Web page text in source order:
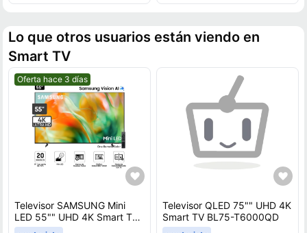
Lo que otros usuarios están viendo en
Smart TV
Mejor precio.
Oferta hace 3 días
Televisor SAMSUNG Mini
LED 55"" UHD 4K Smart TV
M80H Vision AI
Televisor QLED 75"" UHD 4K
Smart TV BL75-T6000QD